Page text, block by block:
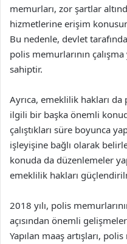
memurları, zor şartlar
hizmetlerine erişim
Bu nedenle, devlet
polis memurlarının
sahiptir.
Ayrıca, emeklilik hakları da
ilgili bir başka önemli
çalıştıkları süre boyunca
işleyişine bağlı olarak
konuda da düzenlemeler
emeklilik hakları
2018 yılı, polis
açısından önemli
Yapılan maaş artışları,